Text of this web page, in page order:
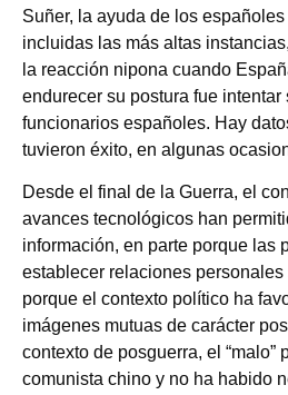
Suñer, la ayuda de los
incluidas las más altas
la reacción nipona cuando
endurecer su postura fue
funcionarios españoles. Hay
tuvieron éxito, en algunas
Desde el final de la Guerra, el
avances tecnológicos han
información, en parte porque las
establecer relaciones
porque el contexto político ha
imágenes mutuas de carácter
contexto de posguerra, el “malo”
comunista chino y no ha habido